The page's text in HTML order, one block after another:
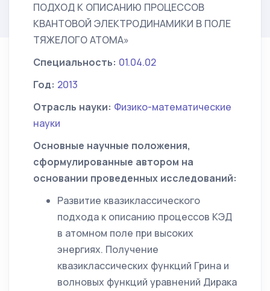
ПОДХОД К ОПИСАНИЮ ПРОЦЕССОВ
КВАНТОВОЙ ЭЛЕКТРОДИНАМИКИ В ПОЛЕ
ТЯЖЕЛОГО АТОМА»
Специальность: 01.04.02
Год: 2013
Отрасль науки: Физико-математические
науки
Основные научные положения,
сформулированные автором на
основании проведенных исследований:
Развитие квазиклассического
подхода к описанию процессов КЭД
в атомном поле при высоких
энергиях. Получение
квазиклассических функций Грина и
волновых функций уравнений Дирака